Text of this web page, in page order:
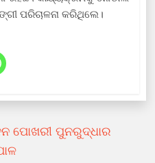
ପରିଚାଳନା କରିଥିଲେ।
ପୋଖରୀ ପୁନରୁଦ୍ଧାର